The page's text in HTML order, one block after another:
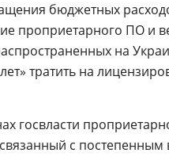
бюджетных
проприетарного ПО и
на
тратить на
госвласти
с